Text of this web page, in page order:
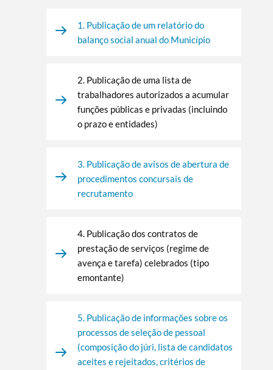
1. Publicação de um relatório do
balanço social anual do Município
2. Publicação de uma lista de
trabalhadores autorizados a acumular
funções públicas e privadas (incluindo
o prazo e entidades)
3. Publicação de avisos de abertura de
procedimentos concursais de
recrutamento
4. Publicação dos contratos de
prestação de serviços (regime de
avença e tarefa) celebrados (tipo
emontante)
5. Publicação de informações sobre os
processos de seleção de pessoal
(composição do júri, lista de candidatos
aceites e rejeitados, critérios de